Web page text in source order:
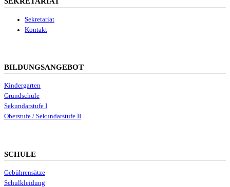
Sekretariat
Kontakt
BILDUNGSANGEBOT
Kindergarten
Grundschule
Sekundarstufe I
Oberstufe / Sekundarstufe II
SCHULE
Gebührensätze
Schulkleidung